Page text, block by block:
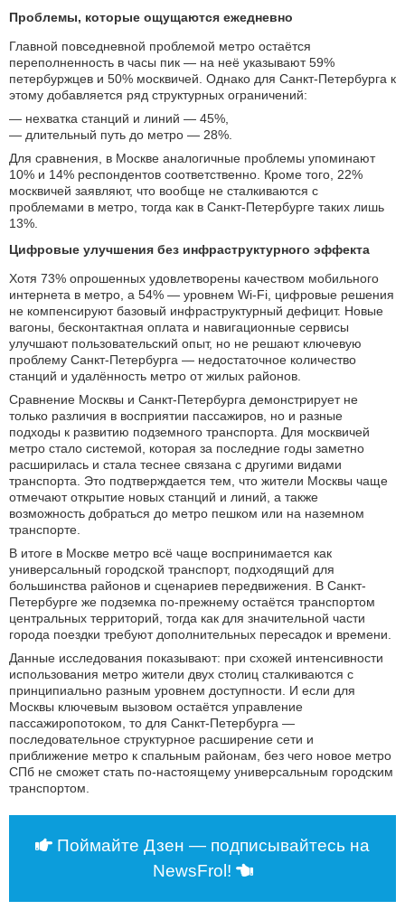
Проблемы, которые ощущаются ежедневно
Главной повседневной проблемой метро остаётся
переполненность в часы пик — на неё указывают 59%
петербуржцев и 50% москвичей. Однако для Санкт-Петербурга к
этому добавляется ряд структурных ограничений:
— нехватка станций и линий — 45%,
— длительный путь до метро — 28%.
Для сравнения, в Москве аналогичные проблемы упоминают
10% и 14% респондентов соответственно. Кроме того, 22%
москвичей заявляют, что вообще не сталкиваются с
проблемами в метро, тогда как в Санкт-Петербурге таких лишь
13%.
Цифровые улучшения без инфраструктурного эффекта
Хотя 73% опрошенных удовлетворены качеством мобильного
интернета в метро, а 54% — уровнем Wi-Fi, цифровые решения
не компенсируют базовый инфраструктурный дефицит. Новые
вагоны, бесконтактная оплата и навигационные сервисы
улучшают пользовательский опыт, но не решают ключевую
проблему Санкт-Петербурга — недостаточное количество
станций и удалённость метро от жилых районов.
Сравнение Москвы и Санкт-Петербурга демонстрирует не
только различия в восприятии пассажиров, но и разные
подходы к развитию подземного транспорта. Для москвичей
метро стало системой, которая за последние годы заметно
расширилась и стала теснее связана с другими видами
транспорта. Это подтверждается тем, что жители Москвы чаще
отмечают открытие новых станций и линий, а также
возможность добраться до метро пешком или на наземном
транспорте.
В итоге в Москве метро всё чаще воспринимается как
универсальный городской транспорт, подходящий для
большинства районов и сценариев передвижения. В Санкт-
Петербурге же подземка по-прежнему остаётся транспортом
центральных территорий, тогда как для значительной части
города поездки требуют дополнительных пересадок и времени.
Данные исследования показывают: при схожей интенсивности
использования метро жители двух столиц сталкиваются с
принципиально разным уровнем доступности. И если для
Москвы ключевым вызовом остаётся управление
пассажиропотоком, то для Санкт-Петербурга —
последовательное структурное расширение сети и
приближение метро к спальным районам, без чего новое метро
СПб не сможет стать по-настоящему универсальным городским
транспортом.
Поймайте Дзен — подписывайтесь на
NewsFrol!